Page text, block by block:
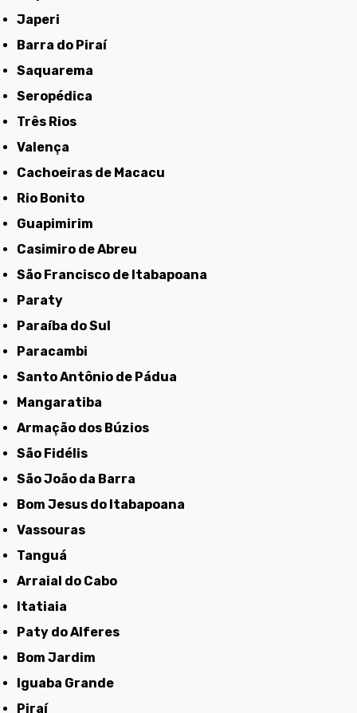
Japeri
Barra do Piraí
Saquarema
Seropédica
Três Rios
Valença
Cachoeiras de Macacu
Rio Bonito
Guapimirim
Casimiro de Abreu
São Francisco de Itabapoana
Paraty
Paraíba do Sul
Paracambi
Santo Antônio de Pádua
Mangaratiba
Armação dos Búzios
São Fidélis
São João da Barra
Bom Jesus do Itabapoana
Vassouras
Tanguá
Arraial do Cabo
Itatiaia
Paty do Alferes
Bom Jardim
Iguaba Grande
Piraí